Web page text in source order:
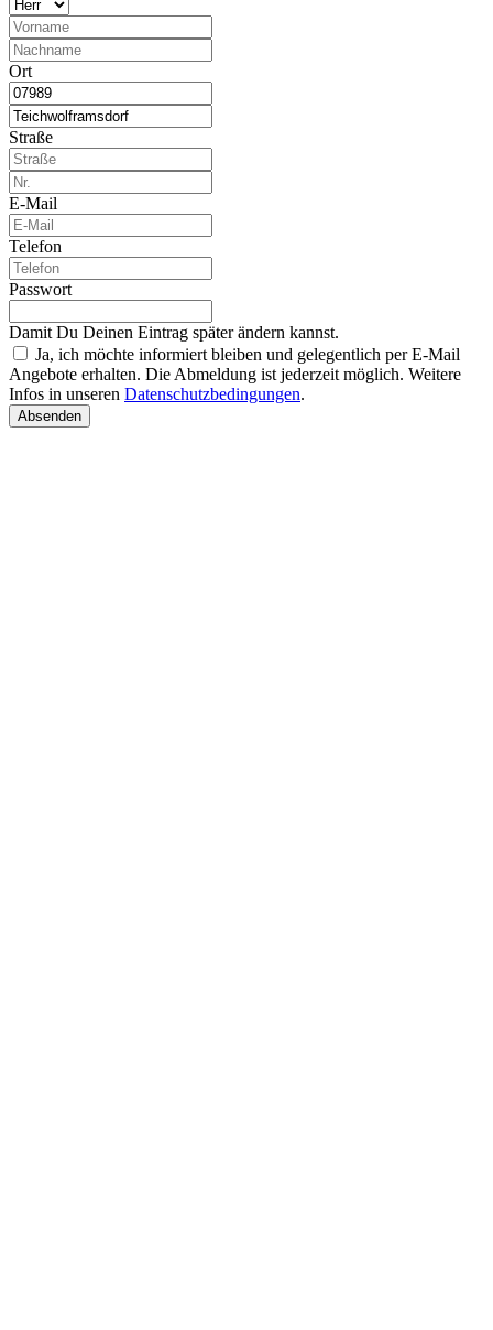
Ort
Straße
E-Mail
Telefon
Passwort
Damit Du Deinen Eintrag später ändern kannst.
Ja, ich möchte informiert bleiben und gelegentlich per E-Mail
Angebote erhalten. Die Abmeldung ist jederzeit möglich. Weitere
Infos in unseren Datenschutzbedingungen.
Absenden